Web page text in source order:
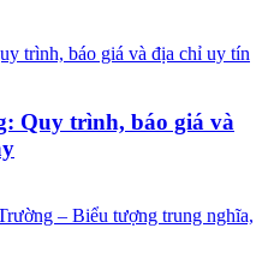
Quy trình, báo giá và